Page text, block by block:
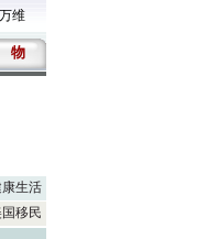
维
物
生活
移民